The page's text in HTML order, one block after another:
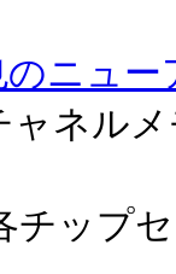
のニュ
ャネル
チップ